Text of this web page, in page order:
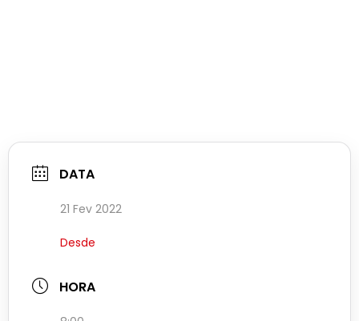
DATA
21 Fev 2022
Desde
HORA